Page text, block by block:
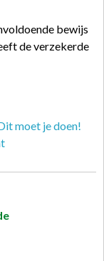
bewijs
de verzekerde
moet je doen!